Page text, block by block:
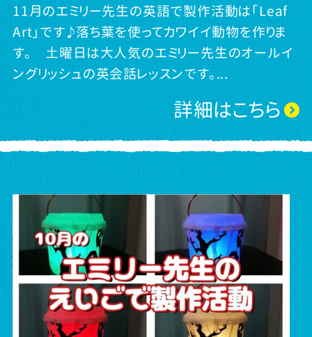
11月のエミリー先生の英語で製作活動は「Leaf
Art」です♪落ち葉を使ってカワイイ動物を作りま
す。 土曜日は大人気のエミリー先生のオールイ
ングリッシュの英会話レッスンです。...
詳細はこちら